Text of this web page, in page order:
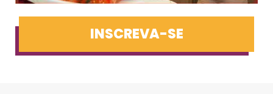
INSCREVA-SE